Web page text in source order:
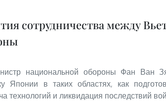
сотрудничества между
национальной обороны Фан Ван
Японии в таких областях, как
технологий и ликвидация последствий